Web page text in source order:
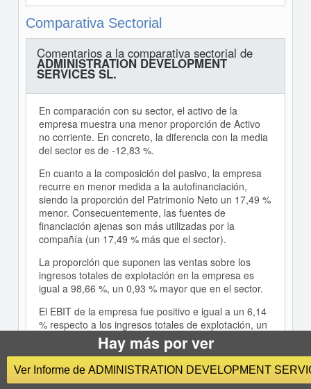
Comparativa Sectorial
Comentarios a la comparativa sectorial de
ADMINISTRATION DEVELOPMENT
SERVICES SL.
En comparación con su sector, el activo de la
empresa muestra una menor proporción de Activo
no corriente. En concreto, la diferencia con la media
del sector es de -12,83 %.
En cuanto a la composición del pasivo, la empresa
recurre en menor medida a la autofinanciación,
siendo la proporción del Patrimonio Neto un 17,49 %
menor. Consecuentemente, las fuentes de
financiación ajenas son más utilizadas por la
compañía (un 17,49 % más que el sector).
La proporción que suponen las ventas sobre los
ingresos totales de explotación en la empresa es
igual a 98,66 %, un 0,93 % mayor que en el sector.
El EBIT de la empresa fue positivo e igual a un 6,14
% respecto a los ingresos totales de explotación, un
1,89 % inferior al del sector.
La capacidad de la empresa para generar beneficios
de explotación es inferior a la del sector ya que su
Hay más por ver
Ver Informe de ADMINISTRATION DEVELOPMENT